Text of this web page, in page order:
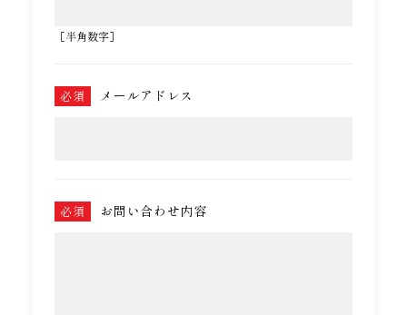
［半角数字］
必須 メールアドレス
必須 お問い合わせ内容